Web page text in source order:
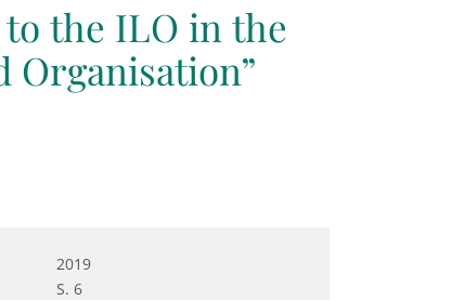
the ILO in the
Organisation”
2019
S. 6